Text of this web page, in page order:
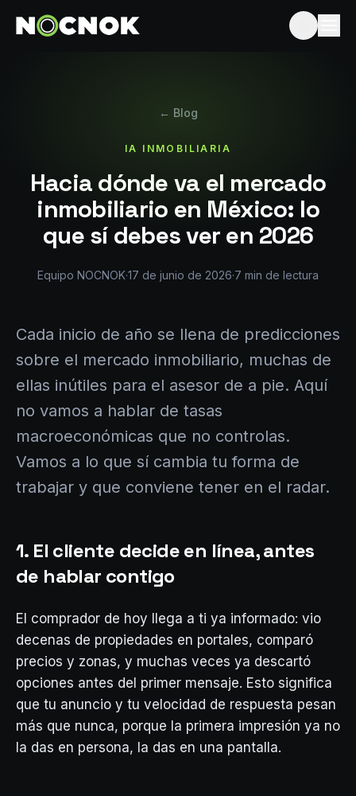
← Blog
IA INMOBILIARIA
Hacia dónde va el mercado
inmobiliario en México: lo
que sí debes ver en 2026
Equipo NOCNOK·17 de junio de 2026·7 min de lectura
Cada inicio de año se llena de predicciones
sobre el mercado inmobiliario, muchas de
ellas inútiles para el asesor de a pie. Aquí
no vamos a hablar de tasas
macroeconómicas que no controlas.
Vamos a lo que sí cambia tu forma de
trabajar y que conviene tener en el radar.
1. El cliente decide en línea, antes
de hablar contigo
El comprador de hoy llega a ti ya informado: vio
decenas de propiedades en portales, comparó
precios y zonas, y muchas veces ya descartó
opciones antes del primer mensaje. Esto significa
que tu anuncio y tu velocidad de respuesta pesan
más que nunca, porque la primera impresión ya no
la das en persona, la das en una pantalla.